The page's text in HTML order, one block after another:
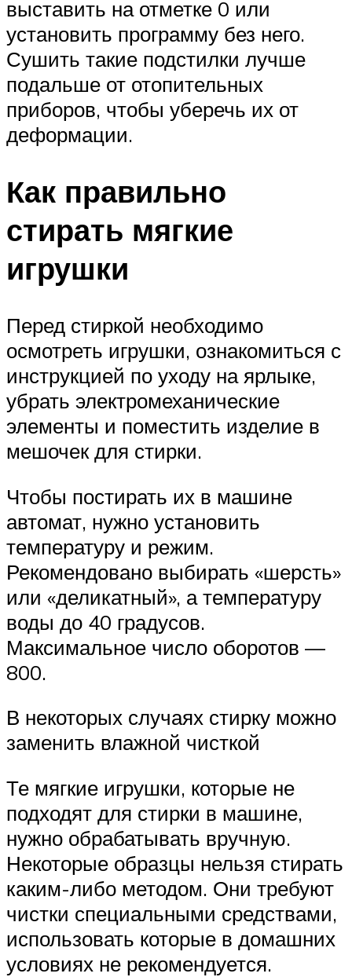
выставить на отметке 0 или
установить программу без него.
Сушить такие подстилки лучше
подальше от отопительных
приборов, чтобы уберечь их от
деформации.
Как правильно
стирать мягкие
игрушки
Перед стиркой необходимо
осмотреть игрушки, ознакомиться с
инструкцией по уходу на ярлыке,
убрать электромеханические
элементы и поместить изделие в
мешочек для стирки.
Чтобы постирать их в машине
автомат, нужно установить
температуру и режим.
Рекомендовано выбирать «шерсть»
или «деликатный», а температуру
воды до 40 градусов.
Максимальное число оборотов —
800.
В некоторых случаях стирку можно
заменить влажной чисткой
Те мягкие игрушки, которые не
подходят для стирки в машине,
нужно обрабатывать вручную.
Некоторые образцы нельзя стирать
каким-либо методом. Они требуют
чистки специальными средствами,
использовать которые в домашних
условиях не рекомендуется.